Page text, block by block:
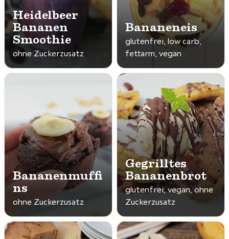
Heidelbeer
Bananen
Smoothie
ohne Zuckerzusatz
Bananeneis
glutenfrei, low carb,
fettarm, vegan
Bananenmuffi
ns
ohne Zuckerzusatz
Gegrilltes
Bananenbrot
glutenfrei, vegan, ohne
Zuckerzusatz